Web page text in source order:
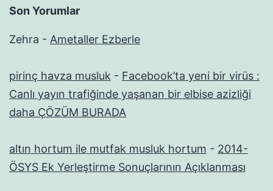
Son Yorumlar
Zehra - Ametaller Ezberle
pirinç havza musluk - Facebook’ta yeni bir virüs :
Canlı yayın trafiğinde yaşanan bir elbise azizliği
daha ÇÖZÜM BURADA
altın hortum ile mutfak musluk hortum - 2014-
ÖSYS Ek Yerleştirme Sonuçlarının Açıklanması